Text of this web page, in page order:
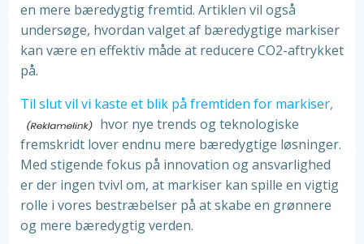
en mere bæredygtig fremtid. Artiklen vil også
undersøge, hvordan valget af bæredygtige markiser
kan være en effektiv måde at reducere CO2-aftrykket
på.
Til slut vil vi kaste et blik på fremtiden for markiser,
hvor nye trends og teknologiske
fremskridt lover endnu mere bæredygtige løsninger.
Med stigende fokus på innovation og ansvarlighed
er der ingen tvivl om, at markiser kan spille en vigtig
rolle i vores bestræbelser på at skabe en grønnere
og mere bæredygtig verden.